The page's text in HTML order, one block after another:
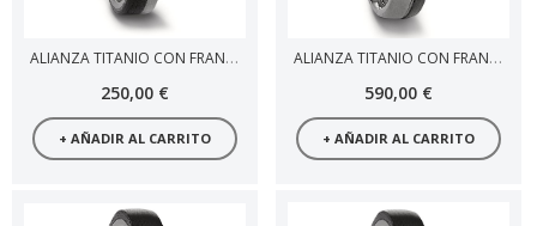
ALIANZA TITANIO CON FRANJA CARBONO
250,00 €
+ AÑADIR AL CARRITO
ALIANZA TITANIO CON FRANJA CARBONO Y DIAMANTES
590,00 €
+ AÑADIR AL CARRITO